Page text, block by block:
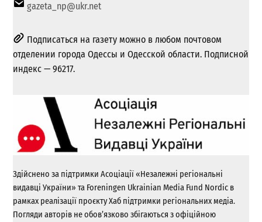
gazeta_np@ukr.net
Подписаться на газету можно в любом почтовом
отделении города Одессы и Одесской области. Подписной
индекс — 96217.
Здійснено за підтримки Асоціації «Незалежні регіональні
видавці України» та Foreningen Ukrainian Media Fund Nordic в
рамках реалізації проєкту Хаб підтримки регіональних медіа.
Погляди авторів не обов’язково збігаються з офіційною